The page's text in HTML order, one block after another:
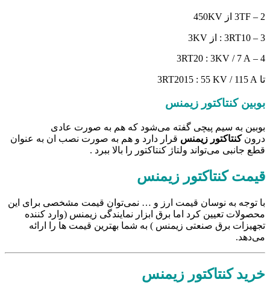
2 – 3TF از 450KV
3 – 3RT10 : از 3KV
4 – 3RT20 : 3KV / 7 A
تا 3RT2015 : 55 KV / 115 A
بوبین کنتاکتور زیمنس
بوبین به سیم پیچی گفته می‌شود که هم به صورت عادی
درون کنتاکتور زیمنس قرار دارد و هم به صورت نصب ان به عنوان
قطع جانبی می‌تواند ولتاژ کنتاکتور را بالا ببرد .
قیمت کنتاکتور زیمنس
با توجه به نوسان قیمت ارز و … نمی‌توان قیمت مشخصی برای این
محصولات تعیین کرد اما برق ابزار نمایندگی زیمنس (وارد کننده
تجهیزات برق صنعتی زیمنس ) به شما بهترین قیمت ها را ارائه
می‌دهد.
خرید کنتاکتور زیمنس